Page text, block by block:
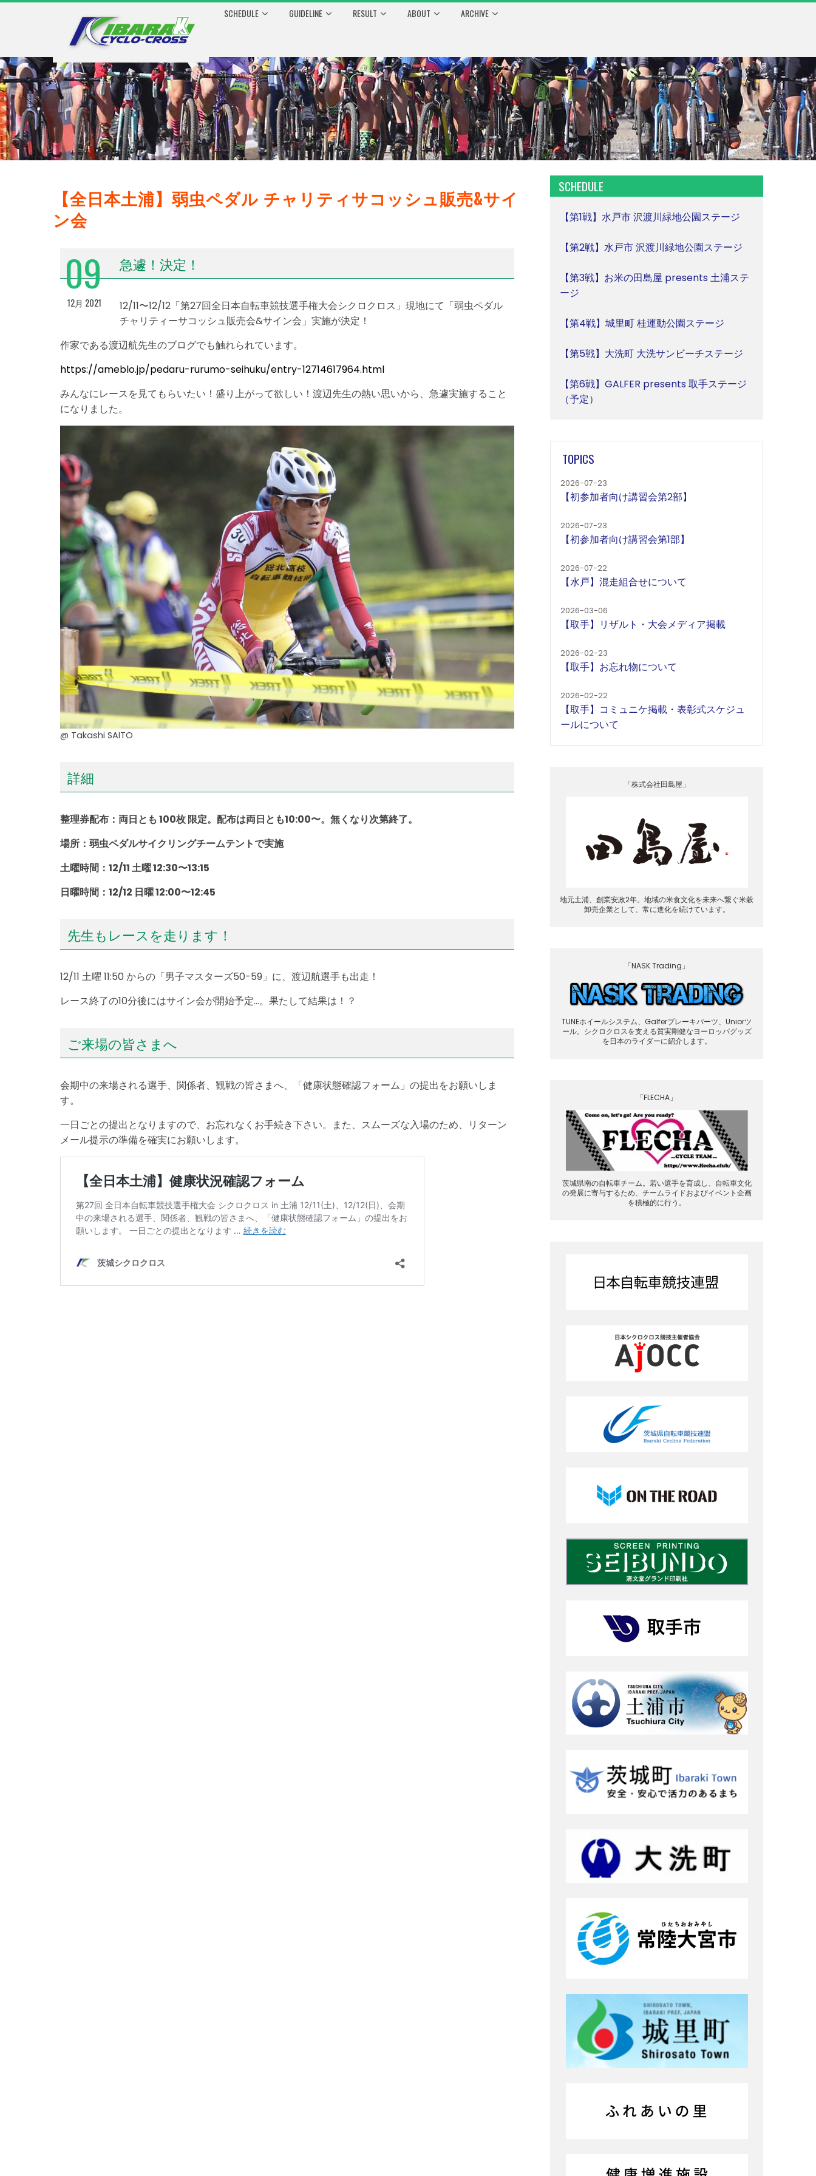
SCHEDULE GUIDELINE RESULT ABOUT ARCHIVE
【全日本土浦】弱虫ペダル チャリティサコッシュ販売&サイ
ン会
09
12月 2021
急遽！決定！
12/11〜12/12「第27回全日本自転車競技選手権大会シクロクロス」現地にて「弱虫ペダル
チャリティーサコッシュ販売会&サイン会」実施が決定！
作家である渡辺航先生のブログでも触れられています。
https://ameblo.jp/pedaru-rurumo-seihuku/entry-12714617964.html
みんなにレースを見てもらいたい！盛り上がって欲しい！渡辺先生の熱い思いから、急遽実施すること
になりました。
@ Takashi SAITO
詳細
整理券配布：両日とも 100枚 限定。配布は両日とも10:00〜。無くなり次第終了。
場所：弱虫ペダルサイクリングチームテントで実施
土曜時間：12/11 土曜 12:30〜13:15
日曜時間：12/12 日曜 12:00〜12:45
先生もレースを走ります！
12/11 土曜 11:50 からの「男子マスターズ50-59」に、渡辺航選手も出走！
レース終了の10分後にはサイン会が開始予定…。果たして結果は！？
ご来場の皆さまへ
会期中の来場される選手、関係者、観戦の皆さまへ、「健康状態確認フォーム」の提出をお願いしま
す。
一日ごとの提出となりますので、お忘れなくお手続き下さい。また、スムーズな入場のため、リターン
メール提示の準備を確実にお願いします。
SCHEDULE
【第1戦】水戸市 沢渡川緑地公園ステージ
【第2戦】水戸市 沢渡川緑地公園ステージ
【第3戦】お米の田島屋 presents 土浦ステ
ージ
【第4戦】城里町 桂運動公園ステージ
【第5戦】大洗町 大洗サンビーチステージ
【第6戦】GALFER presents 取手ステージ
（予定）
TOPICS
2026-07-23
【初参加者向け講習会第2部】
2026-07-23
【初参加者向け講習会第1部】
2026-07-22
【水戸】混走組合せについて
2026-03-06
【取手】リザルト・大会メディア掲載
2026-02-23
【取手】お忘れ物について
2026-02-22
【取手】コミュニケ掲載・表彰式スケジュ
ールについて
「株式会社田島屋」
地元土浦、創業安政2年。地域の米食文化を未来へ繋ぐ米穀
卸売企業として、常に進化を続けています。
「NASK Trading」
TUNEホイールシステム、Galferブレーキパーツ、Uniorツ
ール。シクロクロスを支える質実剛健なヨーロッパグッズ
を日本のライダーに紹介します。
「FLECHA」
茨城県南の自転車チーム。若い選手を育成し、自転車文化
の発展に寄与するため、チームライドおよびイベント企画
を積極的に行う。